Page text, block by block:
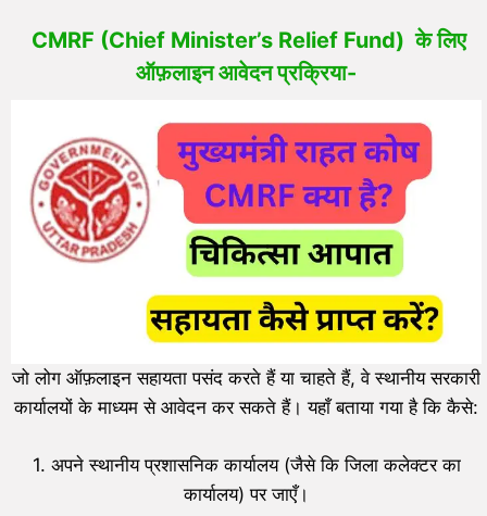
CMRF (Chief Minister’s Relief Fund) के लिए
ऑफ़लाइन आवेदन प्रक्रिया-
जो लोग ऑफ़लाइन सहायता पसंद करते हैं या चाहते हैं, वे स्थानीय सरकारी
कार्यालयों के माध्यम से आवेदन कर सकते हैं। यहाँ बताया गया है कि कैसे:
1. अपने स्थानीय प्रशासनिक कार्यालय (जैसे कि जिला कलेक्टर का
कार्यालय) पर जाएँ।